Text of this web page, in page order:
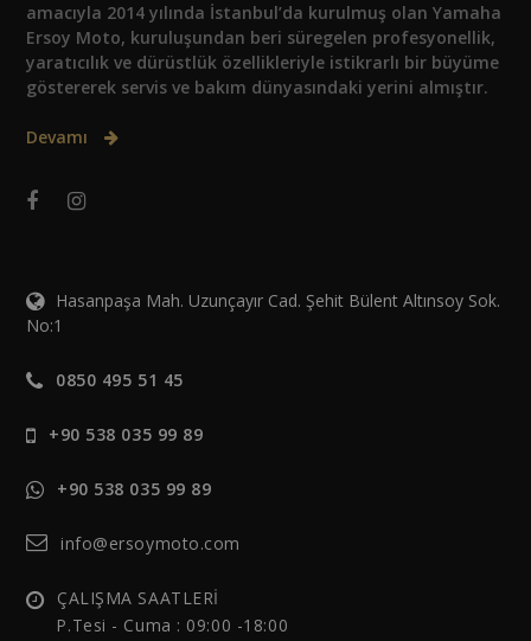
amacıyla 2014 yılında İstanbul’da kurulmuş olan Yamaha
Ersoy Moto, kuruluşundan beri süregelen profesyonellik,
yaratıcılık ve dürüstlük özellikleriyle istikrarlı bir büyüme
göstererek servis ve bakım dünyasındaki yerini almıştır.
Devamı
Hasanpaşa Mah. Uzunçayır Cad. Şehit Bülent Altınsoy Sok.
No:1
0850 495 51 45
+90 538 035 99 89
+90 538 035 99 89
info@ersoymoto.com
ÇALIŞMA SAATLERİ
P.Tesi - Cuma : 09:00 -18:00